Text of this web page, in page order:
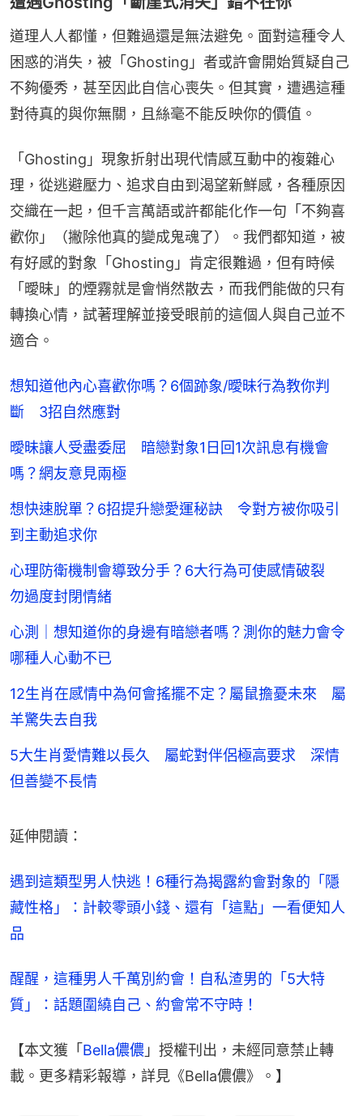
道理人人都懂，但難過還是無法避免。面對這種令人
困惑的消失，被「Ghosting」者或許會開始質疑自己
不夠優秀，甚至因此自信心喪失。但其實，遭遇這種
對待真的與你無關，且絲毫不能反映你的價值。
「Ghosting」現象折射出現代情感互動中的複雜心
理，從逃避壓力、追求自由到渴望新鮮感，各種原因
交織在一起，但千言萬語或許都能化作一句「不夠喜
歡你」（撇除他真的變成鬼魂了）。我們都知道，被
有好感的對象「Ghosting」肯定很難過，但有時候
「曖昧」的煙霧就是會悄然散去，而我們能做的只有
轉換心情，試著理解並接受眼前的這個人與自己並不
適合。
想知道他內心喜歡你嗎？6個跡象/曖昧行為教你判
斷 3招自然應對
曖昧讓人受盡委屈 暗戀對象1日回1次訊息有機會
嗎？網友意見兩極
想快速脫單？6招提升戀愛運秘訣 令對方被你吸引
到主動追求你
心理防衛機制會導致分手？6大行為可使感情破裂
勿過度封閉情緒
心測｜想知道你的身邊有暗戀者嗎？測你的魅力會令
哪種人心動不已
12生肖在感情中為何會搖擺不定？屬鼠擔憂未來 屬
羊驚失去自我
5大生肖愛情難以長久 屬蛇對伴侶極高要求 深情
但善變不長情
延伸閱讀：
遇到這類型男人快逃！6種行為揭露約會對象的「隱
藏性格」：計較零頭小錢、還有「這點」一看便知人
品
醒醒，這種男人千萬別約會！自私渣男的「5大特
質」：話題圍繞自己、約會常不守時！
【本文獲「Bella儂儂 」授權刊出，未經同意禁止轉
載。更多精彩報導，詳見《Bella儂儂》。】